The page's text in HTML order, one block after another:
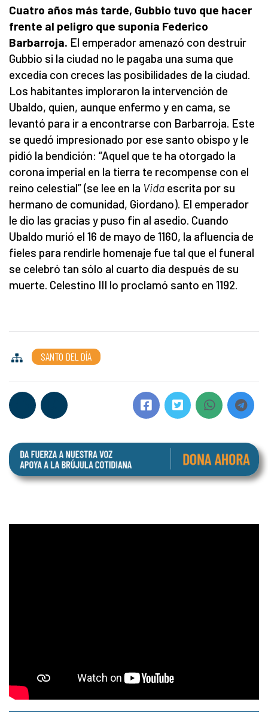
Cuatro años más tarde, Gubbio tuvo que hacer
frente al peligro que suponía Federico
Barbarroja. El emperador amenazó con destruir
Gubbio si la ciudad no le pagaba una suma que
excedía con creces las posibilidades de la ciudad.
Los habitantes imploraron la intervención de
Ubaldo, quien, aunque enfermo y en cama, se
levantó para ir a encontrarse con Barbarroja. Este
se quedó impresionado por ese santo obispo y le
pidió la bendición: “Aquel que te ha otorgado la
corona imperial en la tierra te recompense con el
reino celestial” (se lee en la Vida escrita por su
hermano de comunidad, Giordano). El emperador
le dio las gracias y puso fin al asedio. Cuando
Ubaldo murió el 16 de mayo de 1160, la afluencia de
fieles para rendirle homenaje fue tal que el funeral
se celebró tan sólo al cuarto día después de su
muerte. Celestino III lo proclamó santo en 1192.
SANTO DEL DÍA